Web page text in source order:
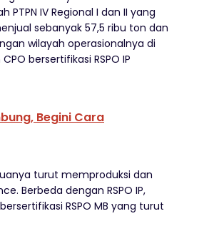
IV Regional I dan II yang
sebanyak 57,5 ribu ton dan
wilayah operasionalnya di
bersertifikasi RSPO IP
Begini Cara
turut memproduksi dan
Berbeda dengan RSPO IP,
RSPO MB yang turut